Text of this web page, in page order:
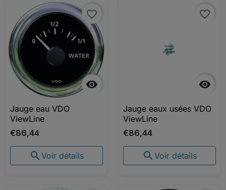

favorite_border
Jauge eau VDO
ViewLine
€86,44
 Voir détails

favorite_border
Jauge eaux usées VDO
ViewLine
€86,44
 Voir détails